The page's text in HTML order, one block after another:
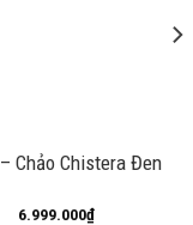
Chảo Chistera Đen
6.999.000₫